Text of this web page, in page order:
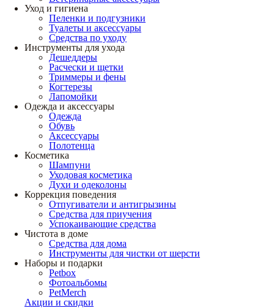
Уход и гигиена
Пеленки и подгузники
Туалеты и аксессуары
Средства по уходу
Инструменты для ухода
Дешеддеры
Расчески и щетки
Триммеры и фены
Когтерезы
Лапомойки
Одежда и аксессуары
Одежда
Обувь
Аксессуары
Полотенца
Косметика
Шампуни
Уходовая косметика
Духи и одеколоны
Коррекция поведения
Отпугиватели и антигрызины
Средства для приучения
Успокаивающие средства
Чистота в доме
Средства для дома
Инструменты для чистки от шерсти
Наборы и подарки
Petbox
Фотоальбомы
PetMerch
Акции и скидки